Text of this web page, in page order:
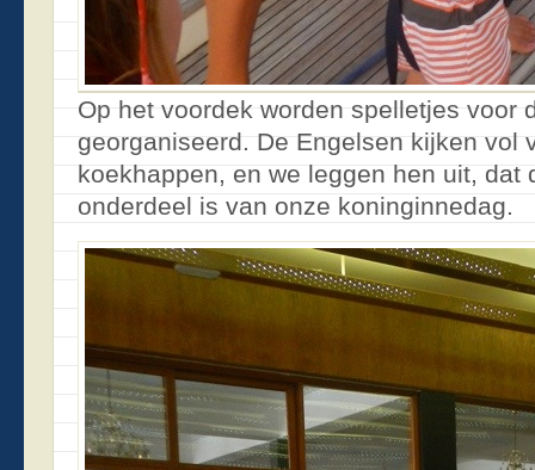
Op het voordek worden spelletjes voor
georganiseerd. De Engelsen kijken vol
koekhappen, en we leggen hen uit, dat
onderdeel is van onze koninginnedag.